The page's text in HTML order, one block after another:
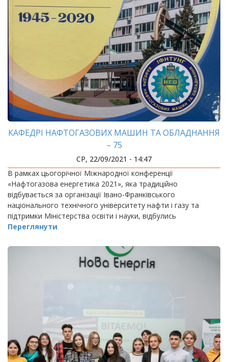
КАФЕДРІ НАФТОГАЗОВИХ МАШИН ТА ОБЛАДНАННЯ
– 75
СР, 22/09/2021 - 14:47
В рамках цьогорічної Міжнародної конференції
«Нафтогазова енергетика 2021», яка традиційно
відбувається за організації Івано-Франківського
національного технічного університету нафти і газу та
підтримки Міністерства освіти і науки, відбулись
Переглянути